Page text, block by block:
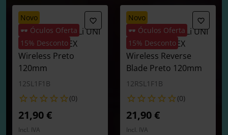
novo
🕶️ Óculos Oferta
15% Desconto
Ventoinha Lian Li UNI
FAN SL120 FLEX
Wireless Preto
120mm
12SL1F1B
(0)
21,90 €
Incl. IVA
novo
🕶️ Óculos Oferta
15% Desconto
Ventoinha Lian Li UNI
FAN SL120 FLEX
Wireless Reverse
Blade Preto 120mm
12RSL1F1B
(0)
21,90 €
Incl. IVA